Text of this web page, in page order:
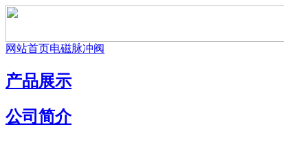
网站首页电磁脉冲阀
产品展示
公司简介